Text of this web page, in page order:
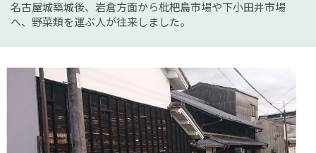
名古屋城築城後、岩倉方面から枇杷島市場や下小田井市場
へ、野菜類を運ぶ人が往来しました。